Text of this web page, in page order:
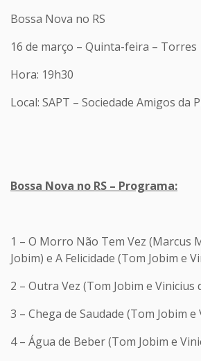
Bossa Nova no RS
16 de março – Quinta-feira – Torres
Hora: 19h30
Local: SAPT – Sociedade Amigos da
Bossa Nova no RS – Programa:
1 – O Morro Não Tem Vez (Marcus
Jobim) e A Felicidade (Tom Jobim e
2 – Outra Vez (Tom Jobim e Vinicius
3 – Chega de Saudade (Tom Jobim
4 – Água de Beber (Tom Jobim e